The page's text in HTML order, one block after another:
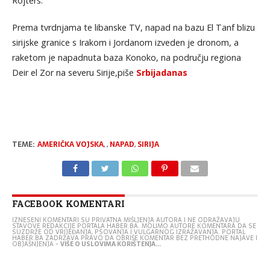
Prema tvrdnjama te libanske TV, napad na bazu El Tanf blizu
sirijske granice s Irakom i Jordanom izveden je dronom, a
raketom je napadnuta baza Konoko, na području regiona
Deir el Zor na severu Sirije,piše Srbijadanas
TEME: AMERIČKA VOJSKA,, NAPAD, SIRIJA
FACEBOOK KOMENTARI
IZNESENI KOMENTARI SU PRIVATNA MIŠLJENJA AUTORA I NE ODRAŽAVAJU
STAVOVE REDAKCIJE PORTALA HABER.BA. MOLIMO AUTORE KOMENTARA DA SE
SUZDRŽE OD VRIJEĐANJA, PSOVANJA I VULGARNOG IZRAŽAVANJA. PORTAL
HABER.BA ZADRŽAVA PRAVO DA OBRIŠE KOMENTAR BEZ PRETHODNE NAJAVE I
OBJAŠNJENJA -VIŠE O USLOVIMA KORIŠTENJA...